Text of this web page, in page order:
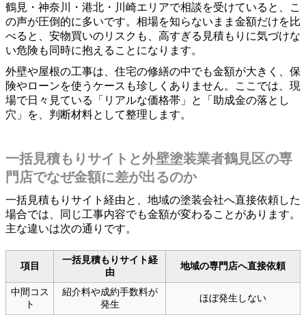
鶴見・神奈川・港北・川崎エリアで相談を受けていると、こ
の声が圧倒的に多いです。相場を知らないまま金額だけを比
べると、安物買いのリスクも、高すぎる見積もりに気づけな
い危険も同時に抱えることになります。
外壁や屋根の工事は、住宅の修繕の中でも金額が大きく、保
険やローンを使うケースも珍しくありません。ここでは、現
場で日々見ている「リアルな価格帯」と「助成金の落とし
穴」を、判断材料として整理します。
一括見積もりサイトと外壁塗装業者鶴見区の専
門店でなぜ金額に差が出るのか
一括見積もりサイト経由と、地域の塗装会社へ直接依頼した
場合では、同じ工事内容でも金額が変わることがあります。
主な違いは次の通りです。
項目
一括見積もりサイト経
由
地域の専門店へ直接依頼
中間コス
ト
紹介料や成約手数料が
発生
ほぼ発生しない